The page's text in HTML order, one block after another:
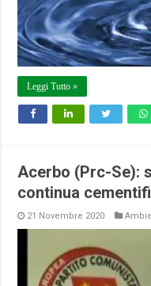
Leggi Tutto »
Acerbo (Prc-Se):
continua
21 Novembre 2020